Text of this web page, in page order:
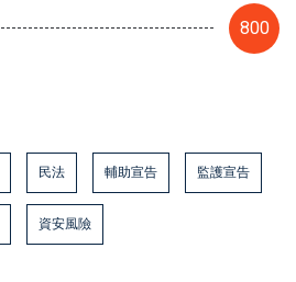
800
民法 輔助宣告 監護宣告
資安風險